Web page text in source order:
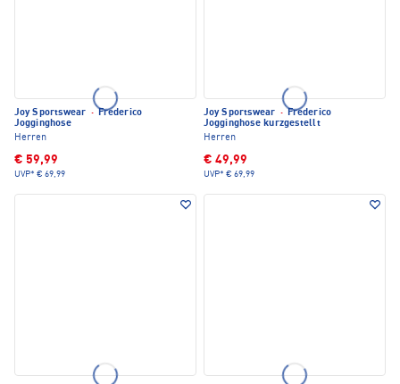
Joy Sportswear · Frederico
Jogginghose
Herren
€ 59,99
UVP* € 69,99
Joy Sportswear · Frederico
Jogginghose kurzgestellt
Herren
€ 49,99
UVP* € 69,99